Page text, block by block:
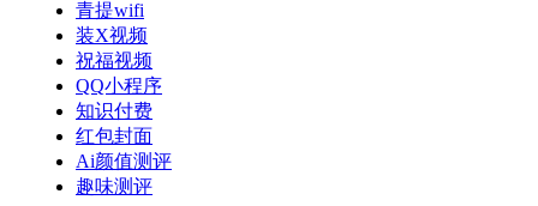
青提wifi
装X视频
祝福视频
QQ小程序
知识付费
红包封面
Ai颜值测评
趣味测评